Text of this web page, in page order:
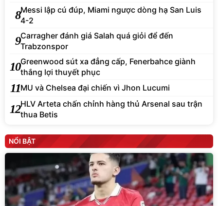
8Messi lập cú đúp, Miami ngược dòng hạ San Luis
4-2
9Carragher đánh giá Salah quá giỏi để đến
Trabzonspor
10Greenwood sút xa đẳng cấp, Fenerbahce giành
thắng lợi thuyết phục
11MU và Chelsea đại chiến vì Jhon Lucumi
12HLV Arteta chấn chỉnh hàng thủ Arsenal sau trận
thua Betis
NỔI BẬT